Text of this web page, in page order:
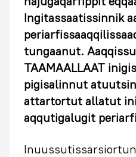
Ingitassaatissinnik
tungaanut.
TAAMAALLAAT
pigisalinnut
attartortut allatut
aqqutigalugit